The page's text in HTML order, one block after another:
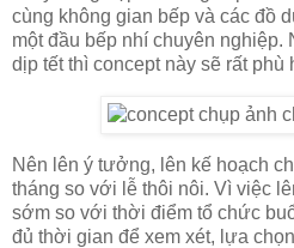
cùng không gian bếp và các đồ
một đầu bếp nhí chuyên nghiệp.
dịp tết thì concept này sẽ rất phù
Nên lên ý tưởng, lên kế hoạch
tháng so với lễ thôi nôi. Vì việc
sớm so với thời điểm tổ chức
đủ thời gian để xem xét, lựa